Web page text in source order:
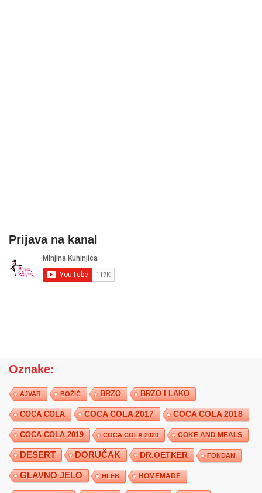
Prijava na kanal
Oznake:
AJVAR BOŽIĆ BRZO BRZO I LAKO
COCA COLA COCA COLA 2017 COCA COLA 2018
COCA COLA 2019 COCA COLA 2020 COKE AND MEALS
DESERT DORUČAK DR.OETKER FONDAN
GLAVNO JELO HLEB HOMEMADE